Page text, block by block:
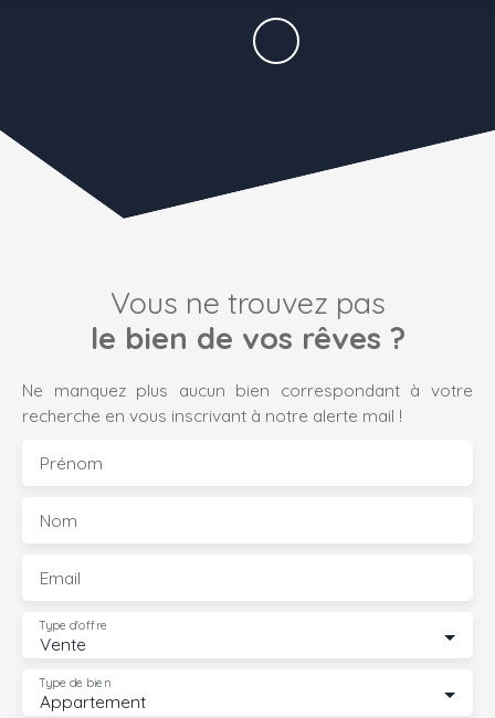
Vous ne trouvez pas
le bien de vos rêves ?
Ne manquez plus aucun bien correspondant à votre
recherche en vous inscrivant à notre alerte mail !
Prénom
Nom
Email
Vente
Type d'offre
Appartement
Type de bien